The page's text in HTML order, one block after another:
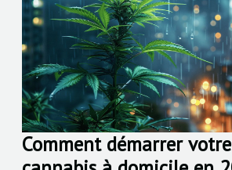
Comment démarrer